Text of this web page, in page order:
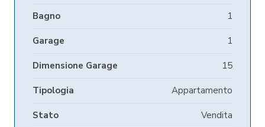
Bagno 1
Garage 1
Dimensione Garage 15
Tipologia Appartamento
Stato Vendita